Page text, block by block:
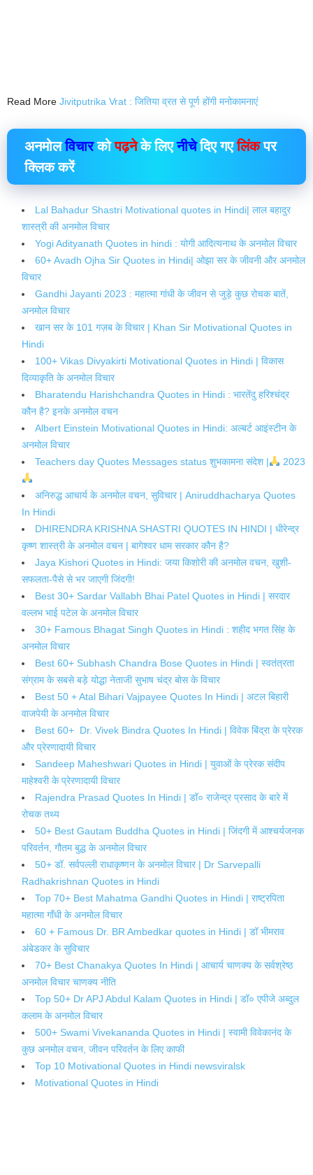
Read More Jivitputrika Vrat : जितिया व्रत से पूर्ण होंगी मनोकामनाएं
अनमोलविचारकोपढ़नेके लिएनीचेदिए गएलिंकपर
क्लिककरें
Lal Bahadur Shastri Motivational quotes in Hindi| लाल बहादुर
शास्त्री की अनमोल विचार
Yogi Adityanath Quotes in hindi : योगी आदित्यनाथ के अनमोल विचार
60+ Avadh Ojha Sir Quotes in Hindi| ओझा सर के जीवनी और अनमोल
विचार
Gandhi Jayanti 2023 : महात्मा गांधी के जीवन से जुड़े कुछ रोचक बातें,
अनमोल विचार
खान सर के 101 गज़ब के विचार | Khan Sir Motivational Quotes in
Hindi
100+ Vikas Divyakirti Motivational Quotes in Hindi | विकास
दिव्याकृति के अनमोल विचार
Bharatendu Harishchandra Quotes in Hindi : भारतेंदु हरिश्चंद्र
कौन है? इनके अनमोल वचन
Albert Einstein Motivational Quotes in Hindi: अल्बर्ट आइंस्टीन के
अनमोल विचार
Teachers day Quotes Messages status शुभकामना संदेश |
2023
अनिरुद्ध आचार्य के अनमोल वचन, सुविचार | Aniruddhacharya Quotes
In Hindi
DHIRENDRA KRISHNA SHASTRI QUOTES IN HINDI | धीरेन्द्र
कृष्ण शास्त्री के अनमोल वचन | बागेश्वर धाम सरकार कौन है?
Jaya Kishori Quotes in Hindi: जया किशोरी की अनमोल वचन, खुशी-
सफलता-पैसे से भर जाएगी जिंदगी!
Best 30+ Sardar Vallabh Bhai Patel Quotes in Hindi | सरदार
वल्लभ भाई पटेल के अनमोल विचार
30+ Famous Bhagat Singh Quotes in Hindi : शहीद भगत सिंह के
अनमोल विचार
Best 60+ Subhash Chandra Bose Quotes in Hindi | स्वतंत्रता
संग्राम के सबसे बड़े योद्धा नेताजी सुभाष चंद्र बोस के विचार
Best 50 + Atal Bihari Vajpayee Quotes In Hindi | अटल बिहारी
वाजपेयी के अनमोल विचार
Best 60+ Dr. Vivek Bindra Quotes In Hindi | विवेक बिंद्रा के प्रेरक
और प्रेरणादायी विचार
Sandeep Maheshwari Quotes in Hindi | युवाओं के प्रेरक संदीप
माहेश्वरी के प्रेरणादायी विचार
Rajendra Prasad Quotes In Hindi | डॉ० राजेन्द्र प्रसाद के बारे में
रोचक तथ्य
50+ Best Gautam Buddha Quotes in Hindi | जिंदगी में आश्चर्यजनक
परिवर्तन, गौतम बुद्ध के अनमोल विचार
50+ डॉ. सर्वपल्ली राधाकृष्णन के अनमोल विचार | Dr Sarvepalli
Radhakrishnan Quotes in Hindi
Top 70+ Best Mahatma Gandhi Quotes in Hindi | राष्ट्रपिता
महात्मा गाँधी के अनमोल विचार
60 + Famous Dr. BR Ambedkar quotes in Hindi | डॉ भीमराव
अंबेडकर के सुविचार
70+ Best Chanakya Quotes In Hindi | आचार्य चाणक्य के सर्वश्रेष्ठ
अनमोल विचार चाणक्य नीति
Top 50+ Dr APJ Abdul Kalam Quotes in Hindi | डॉ० एपीजे अब्दुल
कलाम के अनमोल विचार
500+ Swami Vivekananda Quotes in Hindi | स्वामी विवेकानंद के
कुछ अनमोल वचन, जीवन परिवर्तन के लिए काफी
Top 10 Motivational Quotes in Hindi newsviralsk
Motivational Quotes in Hindi